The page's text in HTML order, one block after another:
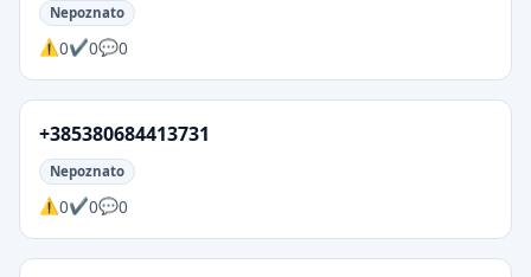
Nepoznato
0 0 0
+385380684413731
Nepoznato
0 0 0